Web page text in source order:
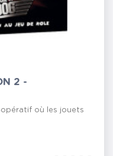
2 -
où les jouets